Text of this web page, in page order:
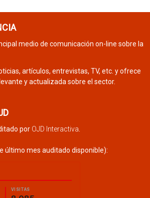
medio de comunicación on-line sobre la
artículos, entrevistas, TV, etc. y ofrece
y actualizada sobre el sector.
por OJD Interactiva
último mes auditado disponible):